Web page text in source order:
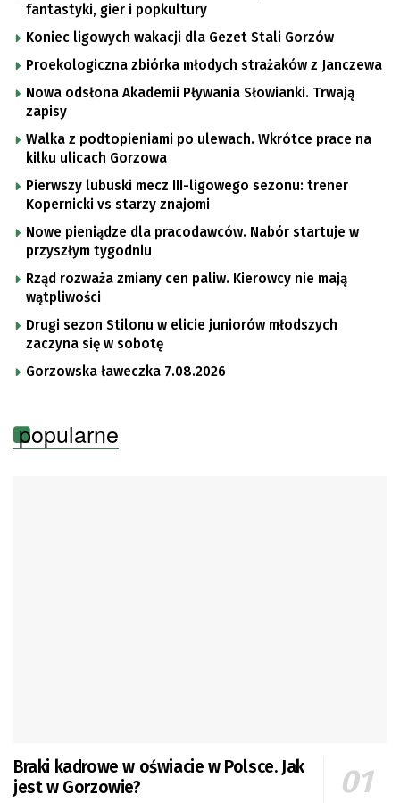
fantastyki, gier i popkultury
Koniec ligowych wakacji dla Gezet Stali Gorzów
Proekologiczna zbiórka młodych strażaków z Janczewa
Nowa odsłona Akademii Pływania Słowianki. Trwają
zapisy
Walka z podtopieniami po ulewach. Wkrótce prace na
kilku ulicach Gorzowa
Pierwszy lubuski mecz III-ligowego sezonu: trener
Kopernicki vs starzy znajomi
Nowe pieniądze dla pracodawców. Nabór startuje w
przyszłym tygodniu
Rząd rozważa zmiany cen paliw. Kierowcy nie mają
wątpliwości
Drugi sezon Stilonu w elicie juniorów młodszych
zaczyna się w sobotę
Gorzowska ławeczka 7.08.2026
popularne
Braki kadrowe w oświacie w Polsce. Jak
jest w Gorzowie?